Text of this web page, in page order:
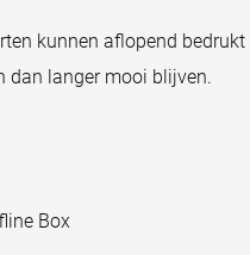
kunnen aflopend
dan langer mooi blijven.
Box